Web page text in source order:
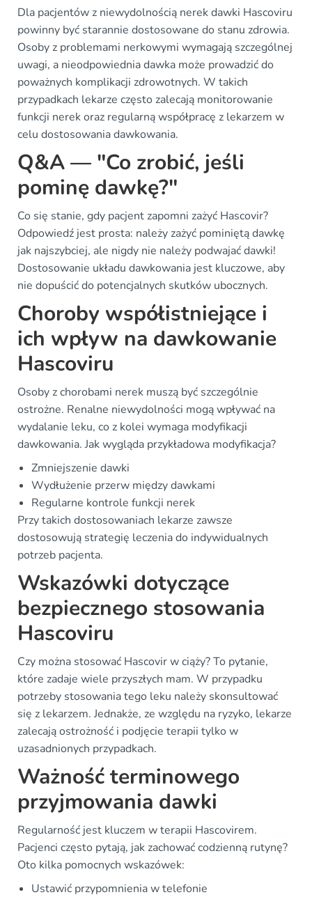
Dla pacjentów z niewydolnością nerek dawki Hascoviru
powinny być starannie dostosowane do stanu zdrowia.
Osoby z problemami nerkowymi wymagają szczególnej
uwagi, a nieodpowiednia dawka może prowadzić do
poważnych komplikacji zdrowotnych. W takich
przypadkach lekarze często zalecają monitorowanie
funkcji nerek oraz regularną współpracę z lekarzem w
celu dostosowania dawkowania.
Q&A — "Co zrobić, jeśli
pominę dawkę?"
Co się stanie, gdy pacjent zapomni zażyć Hascovir?
Odpowiedź jest prosta: należy zażyć pominiętą dawkę
jak najszybciej, ale nigdy nie należy podwajać dawki!
Dostosowanie układu dawkowania jest kluczowe, aby
nie dopuścić do potencjalnych skutków ubocznych.
Choroby współistniejące i
ich wpływ na dawkowanie
Hascoviru
Osoby z chorobami nerek muszą być szczególnie
ostrożne. Renalne niewydolności mogą wpływać na
wydalanie leku, co z kolei wymaga modyfikacji
dawkowania. Jak wygląda przykładowa modyfikacja?
Zmniejszenie dawki
Wydłużenie przerw między dawkami
Regularne kontrole funkcji nerek
Przy takich dostosowaniach lekarze zawsze
dostosowują strategię leczenia do indywidualnych
potrzeb pacjenta.
Wskazówki dotyczące
bezpiecznego stosowania
Hascoviru
Czy można stosować Hascovir w ciąży? To pytanie,
które zadaje wiele przyszłych mam. W przypadku
potrzeby stosowania tego leku należy skonsultować
się z lekarzem. Jednakże, ze względu na ryzyko, lekarze
zalecają ostrożność i podjęcie terapii tylko w
uzasadnionych przypadkach.
Ważność terminowego
przyjmowania dawki
Regularność jest kluczem w terapii Hascovirem.
Pacjenci często pytają, jak zachować codzienną rutynę?
Oto kilka pomocnych wskazówek:
Ustawić przypomnienia w telefonie